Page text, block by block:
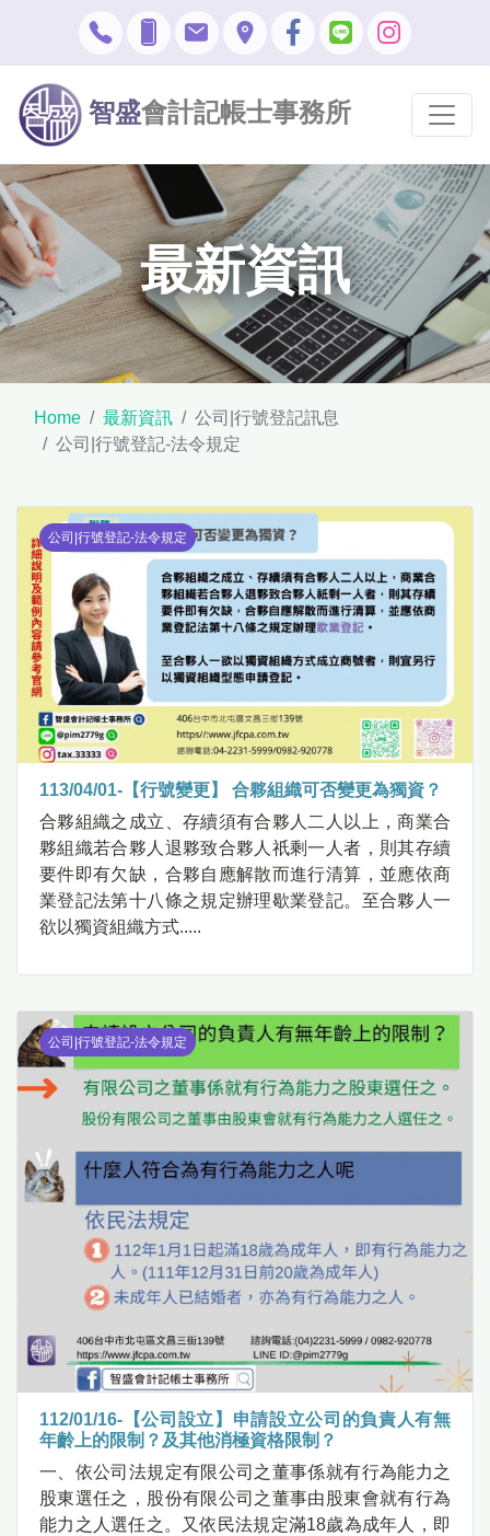
智盛會計記帳士事務所
最新資訊
Home 最新資訊
公司|行號登記訊息
公司|行號登記-法令規定
公司|行號登記-法令規定
113/04/01-【行號變更】 合夥組織可否變更為獨資？
合夥組織之成立、存續須有合夥人二人以上，商業合
夥組織若合夥人退夥致合夥人祇剩一人者，則其存續
要件即有欠缺，合夥自應解散而進行清算，並應依商
業登記法第十八條之規定辦理歇業登記。至合夥人一
欲以獨資組織方式.....
公司|行號登記-法令規定
112/01/16-【公司設立】申請設立公司的負責人有無
年齡上的限制？及其他消極資格限制？
一、依公司法規定有限公司之董事係就有行為能力之
股東選任之，股份有限公司之董事由股東會就有行為
能力之人選任之。又依民法規定滿18歲為成年人，即